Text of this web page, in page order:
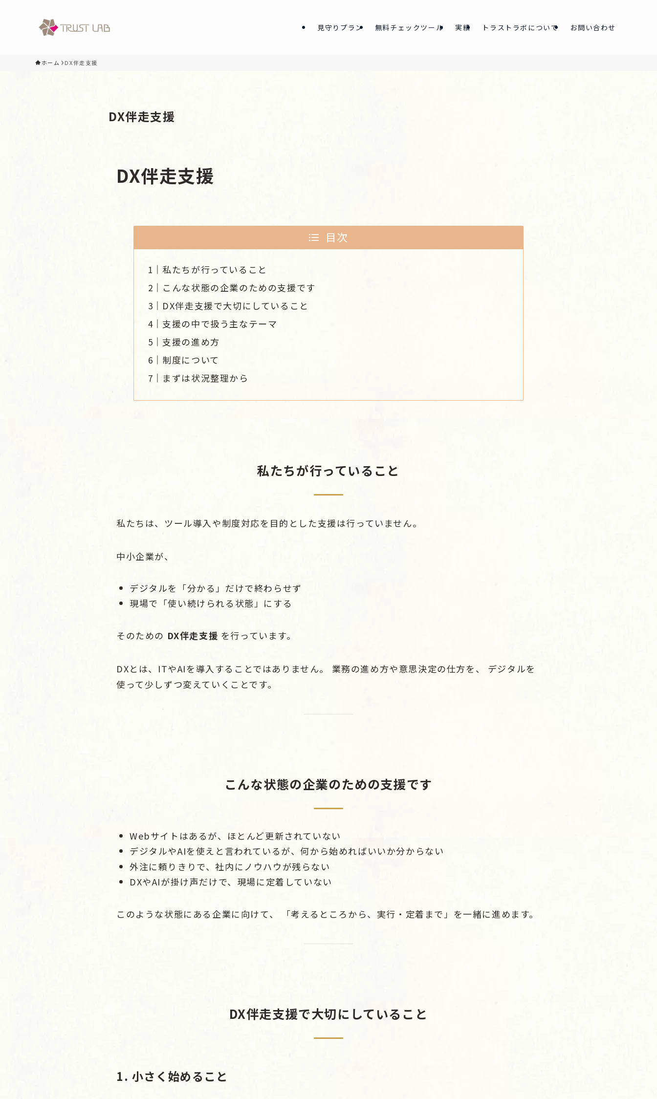
見守りプラン 無料チェックツール 実績 トラストラボについて お問い合わせ
ホーム DX伴走支援
DX伴走支援
DX伴走支援
目次
私たちが行っていること
こんな状態の企業のための支援です
DX伴走支援で大切にしていること
支援の中で扱う主なテーマ
支援の進め方
制度について
まずは状況整理から
私たちが行っていること
私たちは、ツール導入や制度対応を目的とした支援は行っていません。
中小企業が、
デジタルを「分かる」だけで終わらせず
現場で「使い続けられる状態」にする
そのための DX伴走支援 を行っています。
DXとは、ITやAIを導入することではありません。 業務の進め方や意思決定の仕方を、 デジタルを
使って少しずつ変えていくことです。
こんな状態の企業のための支援です
Webサイトはあるが、ほとんど更新されていない
デジタルやAIを使えと言われているが、何から始めればいいか分からない
外注に頼りきりで、社内にノウハウが残らない
DXやAIが掛け声だけで、現場に定着していない
このような状態にある企業に向けて、 「考えるところから、実行・定着まで」を一緒に進めます。
DX伴走支援で大切にしていること
1. 小さく始めること